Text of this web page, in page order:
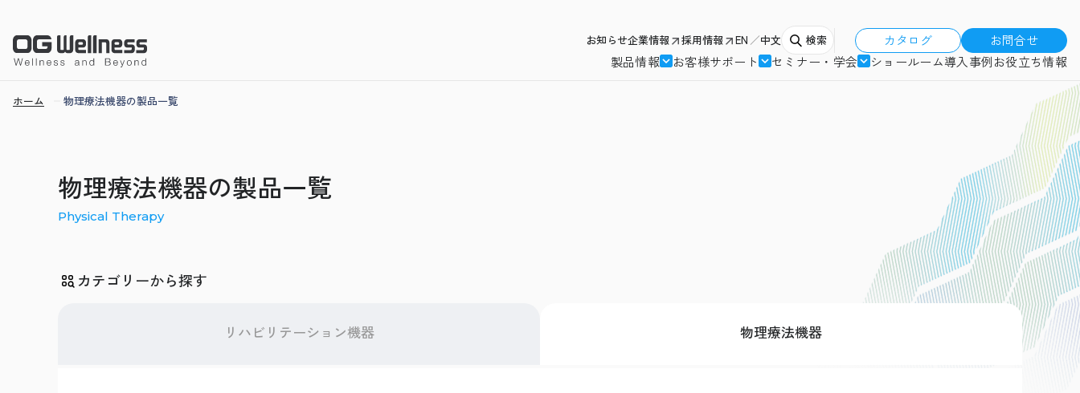
お知らせ企業情報 採用情報 EN 中文 検索 カタログ
お問合せ
製品情報
お客様サポート セミナー・学会 ショールーム導入事例お役立ち情報
ホーム 物理療法機器の製品一覧
物理療法機器の製品一覧
Physical Therapy
カテゴリーから探す
リハビリテーション機器 物理療法機器